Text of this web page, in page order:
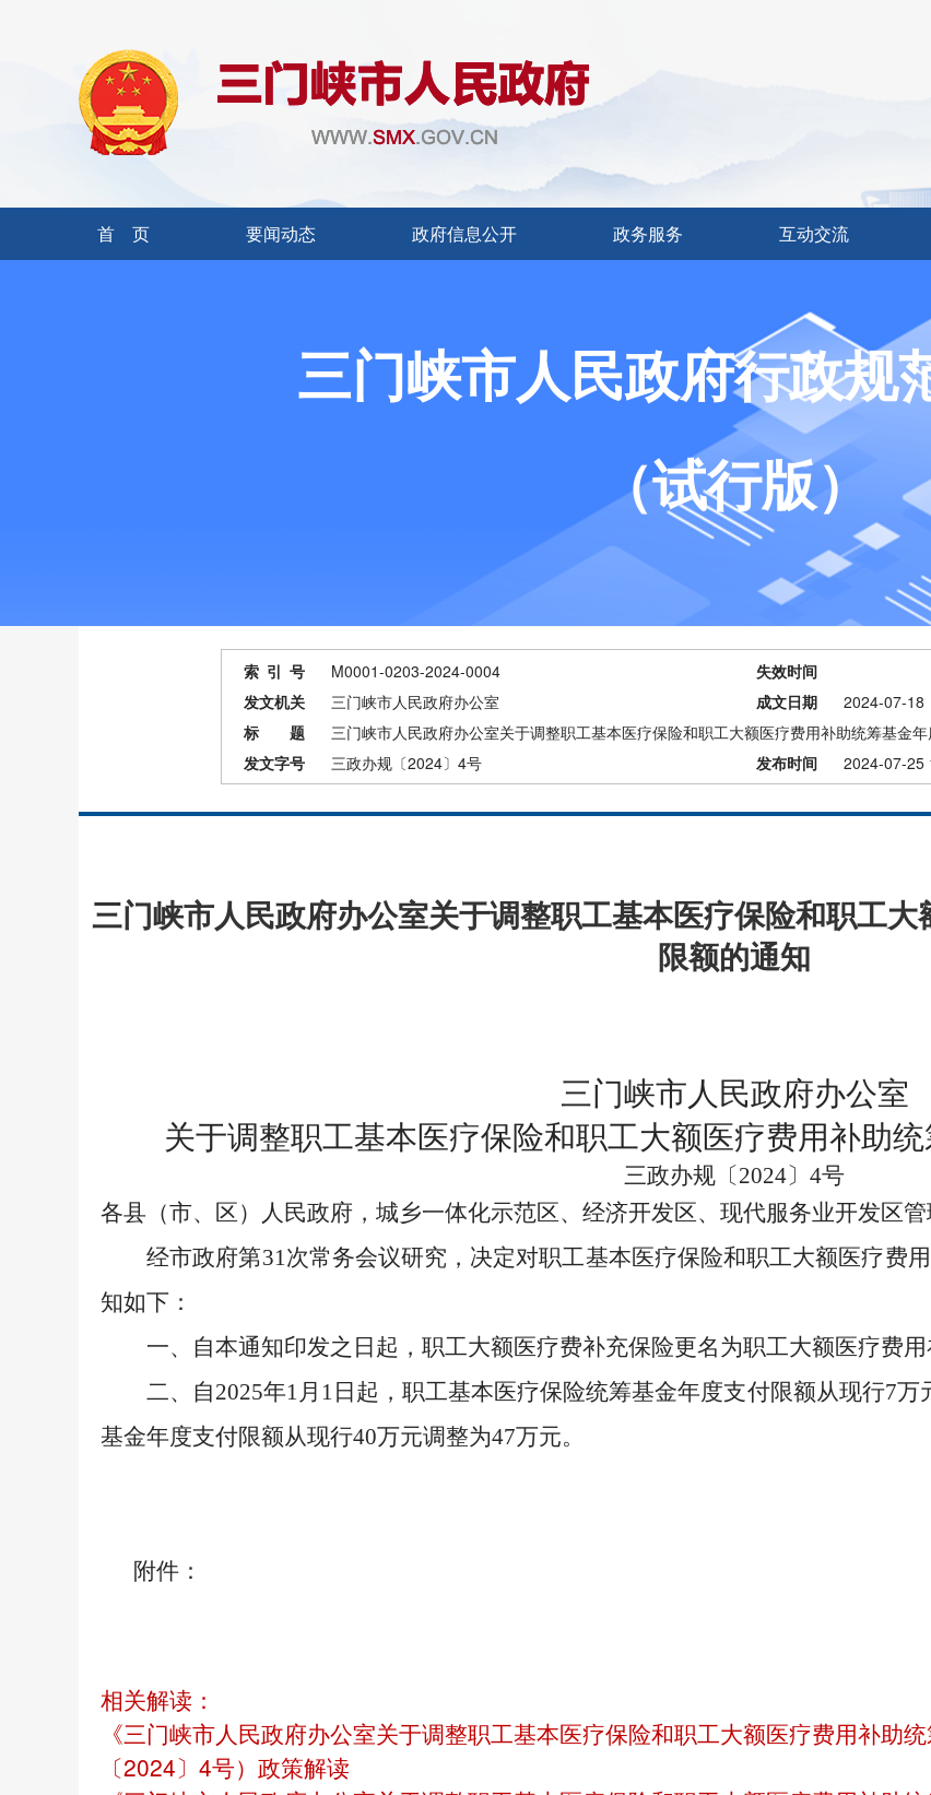
首 页 要闻动态 政府信息公开 政务服务 互动交流
三门峡市人民政府行政规
（试行版）
索 引 号 M0001-0203-2024-0004
失效时间
发文机关
三门峡市人民政府办公室 成文日期
2024-07-18
标 题
三门峡市人民政府办公室关于调整职工基本医疗保险和职工大额医疗费用补助统筹基金
发文字号
三政办规〔2024〕4号 发布时间 2024-07-25
三门峡市人民政府办公室关于调整职工基本医疗保险和职工
限额的通知
三门峡市人民政府办公室
关于调整职工基本医疗保险和职工大额医疗费用补助
三政办规〔2024〕4号
各县（市、区）人民政府，城乡一体化示范区、经济开发区、现代服务业开发区
经市政府第31次常务会议研究，决定对职工基本医疗保险和职工大额医疗费
知如下：
一、自本通知印发之日起，职工大额医疗费补充保险更名为职工大额医疗费用
二、自2025年1月1日起，职工基本医疗保险统筹基金年度支付限额从现行7万
基金年度支付限额从现行40万元调整为47万元。
附件：
相关解读：
《三门峡市人民政府办公室关于调整职工基本医疗保险和职工大额医疗费用补助
〔2024〕4号）政策解读